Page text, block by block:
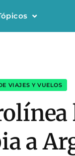
VIAJES Y VUELOS
a